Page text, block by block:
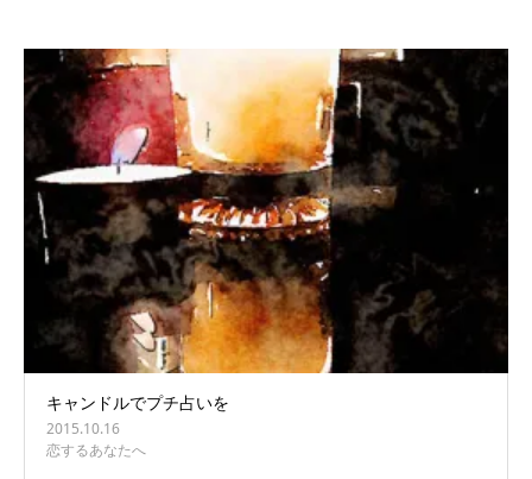
キャンドルでプチ占いを
2015.10.16
恋するあなたへ